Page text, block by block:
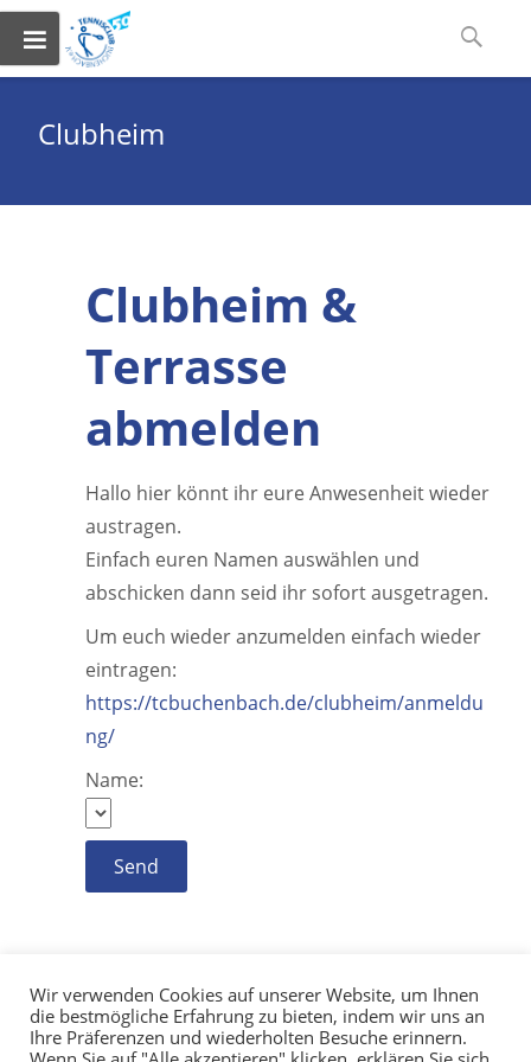
to
content
Suchen
Clubheim
Clubheim &
Terrasse
abmelden
Hallo hier könnt ihr eure Anwesenheit wieder
austragen.
Einfach euren Namen auswählen und
abschicken dann seid ihr sofort ausgetragen.
Um euch wieder anzumelden einfach wieder
eintragen:
https://tcbuchenbach.de/clubheim/anmeldu
ng/
Name:
Wir verwenden Cookies auf unserer Website, um Ihnen
die bestmögliche Erfahrung zu bieten, indem wir uns an
Ihre Präferenzen und wiederholten Besuche erinnern.